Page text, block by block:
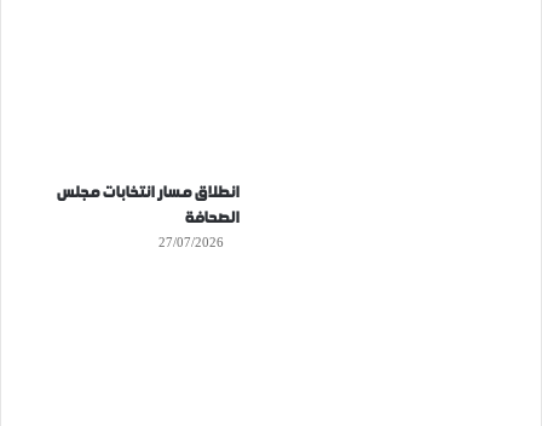
انطلاق مسار انتخابات مجلس
الصحافة
27/07/2026